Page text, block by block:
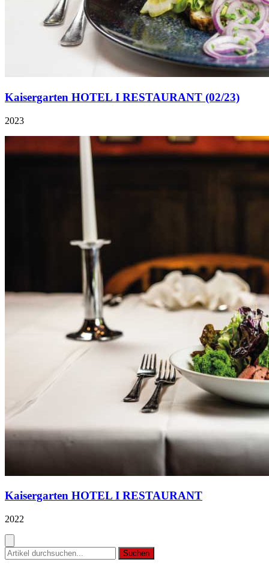
Kaisergarten HOTEL I RESTAURANT (02/23)
2023
Kaisergarten HOTEL I RESTAURANT
2022
Suchen